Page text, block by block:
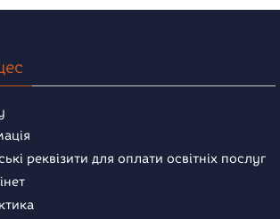
реквізити для оплати освітніх послуг